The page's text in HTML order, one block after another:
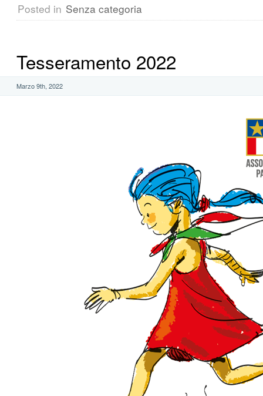
Posted in Senza categoria
Tesseramento 2022
Marzo 9th, 2022